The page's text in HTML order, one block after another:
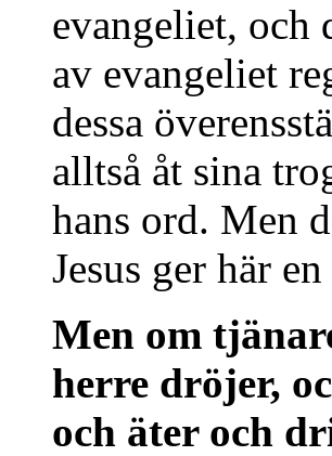
evangeliet, och
av evangeliet
dessa
alltså åt sina
hans ord. Men
Jesus ger här
Men om
herre dröjer,
och äter och